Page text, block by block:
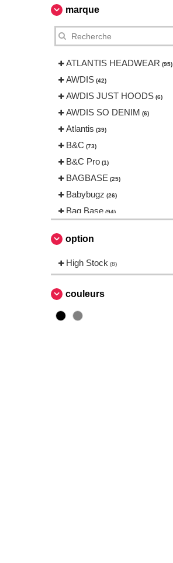
marque
ATLANTIS HEADWEAR (95)
AWDIS (42)
AWDIS JUST HOODS (6)
AWDIS SO DENIM (6)
Atlantis (39)
B&C (73)
B&C Pro (1)
BAGBASE (25)
Babybugz (26)
Bag Base (94)
Bella+Canvas
Black&Match
Build Your Brand (105)
CASE LOGIC
CLUBCLASS
option
High Stock (8)
couleurs